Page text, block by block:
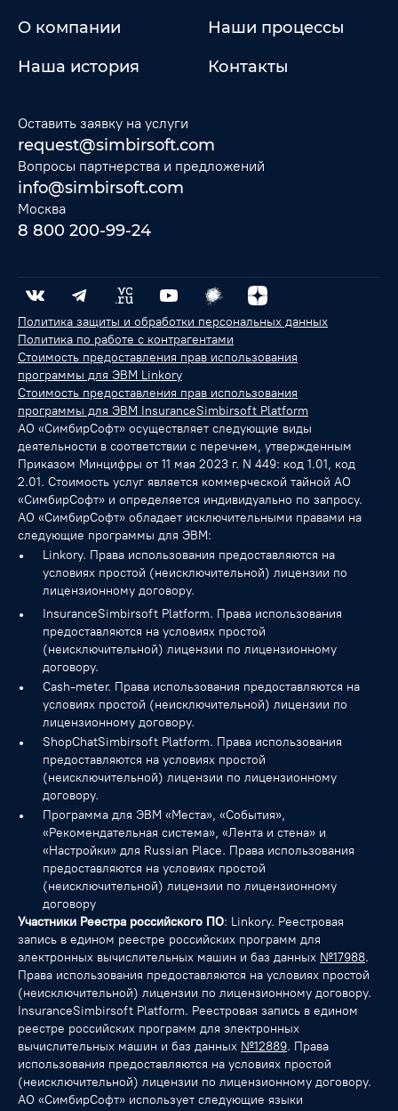
О компании
Наши процессы
Наша история
Контакты
Оставить заявку на услуги
request@simbirsoft.com
Вопросы партнерства и предложений
info@simbirsoft.com
Москва
8 800 200-99-24
Политика защиты и обработки персональных данных
Политика по работе с контрагентами
Стоимость предоставления прав использования
программы для ЭВМ Linkory
Стоимость предоставления прав использования
программы для ЭВМ InsuranceSimbirsoft Platform
АО «СимбирСофт» осуществляет следующие виды
деятельности в соответствии с перечнем, утвержденным
Приказом Минцифры от 11 мая 2023 г. N 449: код 1.01, код
2.01. Стоимость услуг является коммерческой тайной АО
«СимбирСофт» и определяется индивидуально по запросу.
АО «СимбирСофт» обладает исключительными правами на
следующие программы для ЭВМ:
Linkory. Права использования предоставляются на
условиях простой (неисключительной) лицензии по
лицензионному договору.
InsuranceSimbirsoft Platform. Права использования
предоставляются на условиях простой
(неисключительной) лицензии по лицензионному
договору.
Cash-meter. Права использования предоставляются на
условиях простой (неисключительной) лицензии по
лицензионному договору.
ShopChatSimbirsoft Platform. Права использования
предоставляются на условиях простой
(неисключительной) лицензии по лицензионному
договору.
Программа для ЭВМ «Места», «События»,
«Рекомендательная система», «Лента и стена» и
«Настройки» для Russian Place. Права использования
предоставляются на условиях простой
(неисключительной) лицензии по лицензионному
договору
Участники Реестра российского ПО: Linkory. Реестровая
запись в едином реестре российских программ для
электронных вычислительных машин и баз данных №17988.
Права использования предоставляются на условиях простой
(неисключительной) лицензии по лицензионному договору.
InsuranceSimbirsoft Platform. Реестровая запись в едином
реестре российских программ для электронных
вычислительных машин и баз данных №12889. Права
использования предоставляются на условиях простой
(неисключительной) лицензии по лицензионному договору.
АО «СимбирСофт» использует следующие языки